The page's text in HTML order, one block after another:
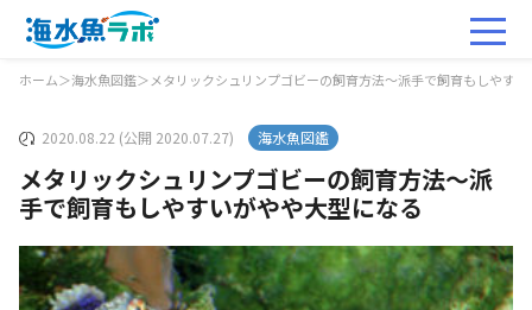
ホーム＞海水魚図鑑＞ メタリックシュリンプゴビーの飼育方法～派手で飼育もしやす
2020.08.22 (公開 2020.07.27) 海水魚図鑑
メタリックシュリンプゴビーの飼育方法～派
手で飼育もしやすいがやや大型になる